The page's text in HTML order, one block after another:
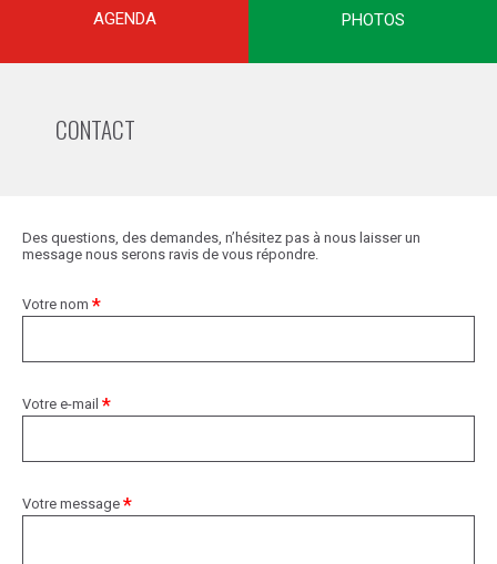
AGENDA PHOTOS
CONTACT
Des questions, des demandes, n’hésitez pas à nous laisser un
message nous serons ravis de vous répondre.
Votre nom *
Votre e-mail *
Votre message *